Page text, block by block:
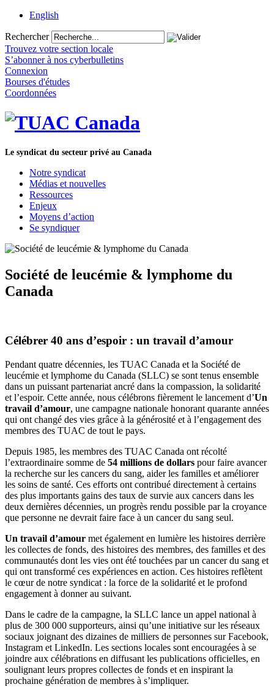
English
Rechercher
Trouvez votre section locale
S’abonner à nos cyberbulletins
Connexion
Bourses d'études
Coordonnées
Le syndicat du secteur privé au Canada
Notre syndicat
Médias et nouvelles
Ressources
Enjeux
Moyens d’action
Se syndiquer
Société de leucémie & lymphome du
Canada
Célébrer 40 ans d’espoir : un travail d’amour
Pendant quatre décennies, les TUAC Canada et la Société de
leucémie et lymphome du Canada (SLLC) se sont tenus ensemble
dans un puissant partenariat ancré dans la compassion, la solidarité
et l’espoir. Cette année, nous célébrons fièrement le lancement d’Un
travail d’amour, une campagne nationale honorant quarante années
qui ont changé des vies grâce à la générosité et à l’engagement des
membres des TUAC de tout le pays.
Depuis 1985, les membres des TUAC Canada ont récolté
l’extraordinaire somme de 54 millions de dollars pour faire avancer
la recherche sur les cancers du sang, aider les familles et améliorer
les soins de santé. Ces efforts ont contribué directement à certains
des plus importants gains des taux de survie aux cancers dans les
deux dernières décennies, un progrès rendu possible par la croyance
que personne ne devrait faire face à un cancer du sang seul.
Un travail d’amour met également en lumière les histoires derrière
les collectes de fonds, des histoires des membres, des familles et des
communautés dont les vies ont été touchées par un cancer du sang et
qui ont transformé ces expériences en action. Ces histoires reflètent
le cœur de notre syndicat : la force de la solidarité et le profond
engagement à donner au suivant.
Dans le cadre de la campagne, la SLLC lance un appel national à
plus de 300 000 supporteurs, ainsi qu’une initiative sur les réseaux
sociaux joignant des dizaines de milliers de personnes sur Facebook,
Instagram et LinkedIn. Les sections locales sont encouragées à se
joindre aux célébrations en diffusant les publications officielles, en
soulignant leurs propres collectes de fonds et en inspirant la
prochaine génération de membres à s’impliquer.